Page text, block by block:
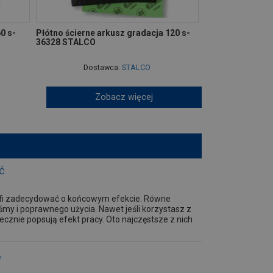
s-
Płótno ścierne arkusz gradacja 120 s-
36328 STALCO
Dostawca:STALCO
Zobacz więcej
zadecydować o końcowym efekcie. Równe
i poprawnego użycia. Nawet jeśli korzystasz z
popsują efekt pracy. Oto najczęstsze z nich